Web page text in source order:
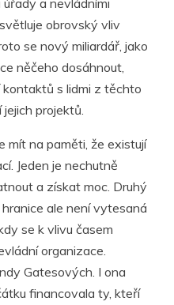
a nevládními
obrovský vliv
se nový miliardář, jako
něčeho dosáhnout,
s lidmi z těchto
projektů.
mít na paměti, že existují
Jeden je nechutně
a získat moc. Druhý
ale není vytesaná
se k vlivu časem
organizace.
Gatesových. I ona
financovala ty, kteří